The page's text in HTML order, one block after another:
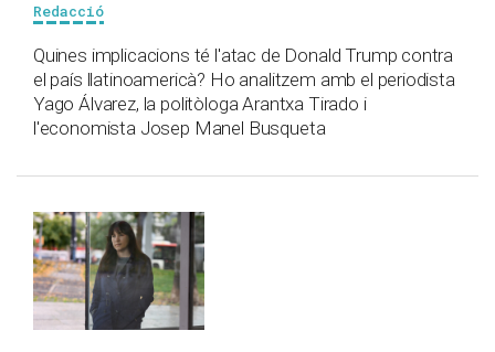
Redacció
Quines implicacions té l'atac de Donald Trump contra
el país llatinoamericà? Ho analitzem amb el periodista
Yago Álvarez, la politòloga Arantxa Tirado i
l'economista Josep Manel Busqueta